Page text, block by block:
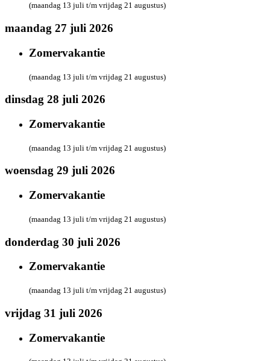
(maandag 13 juli t/m vrijdag 21 augustus)
maandag 27 juli 2026
Zomervakantie
(maandag 13 juli t/m vrijdag 21 augustus)
dinsdag 28 juli 2026
Zomervakantie
(maandag 13 juli t/m vrijdag 21 augustus)
woensdag 29 juli 2026
Zomervakantie
(maandag 13 juli t/m vrijdag 21 augustus)
donderdag 30 juli 2026
Zomervakantie
(maandag 13 juli t/m vrijdag 21 augustus)
vrijdag 31 juli 2026
Zomervakantie